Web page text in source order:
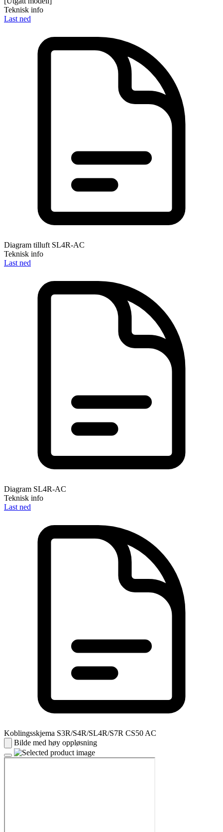
Teknisk info
Last ned
Diagram tilluft SL4R-AC
Teknisk info
Last ned
Diagram SL4R-AC
Teknisk info
Last ned
Koblingsskjema S3R/S4R/SL4R/S7R CS50 AC
Bilde med høy oppløsning